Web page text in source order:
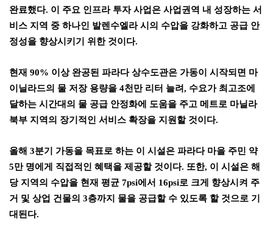
완료했다. 이 주요 인프라 투자 사업은 사업권역 내 성장하는 서
비스 지역 중 하나인 발렌수엘라 시의 수압을 강화하고 공급 안
정성을 향상시키기 위한 것이다.
현재 90% 이상 완공된 파라다 상수도관은 가동이 시작되면 마
이닐라드의 물 저장 용량을 4천만 리터 늘려, 수요가 최고조에
달하는 시간대의 물 공급 안정화에 도움을 주고 메트로 마닐라
북부 지역의 장기적인 서비스 확장을 지원할 것이다.
올해 3분기 가동을 목표로 하는 이 시설은 파라다 마을 주민 약
5만 명에게 직접적인 혜택을 제공할 것이다. 또한, 이 시설은 해
당 지역의 수압을 현재 평균 7psi에서 16psi로 크게 향상시켜 주
거 및 상업 건물의 3층까지 물을 공급할 수 있도록 할 것으로 기
대된다.